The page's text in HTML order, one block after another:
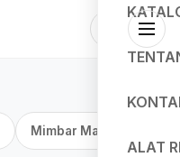
ALAT
Mimbar Masjid Jakarta